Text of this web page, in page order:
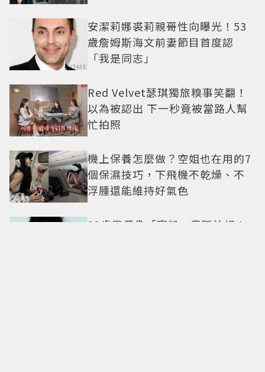
安潔莉娜裘莉親哥性向曝光！53
歲詹姆斯海文前妻節目首度認
「我是同志」
Red Velvet瑟琪獨旅糗事笑翻！
以為被認出 下一秒竟被當路人幫
忙拍照
機上保養怎麼做？空姐也在用的7
個保濕技巧，下飛機不乾燥、不
浮腫還能維持好氣色
29歲男偶像「寵粉」竟踩法規！